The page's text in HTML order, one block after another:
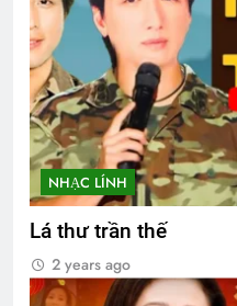
NHẠC LÍNH
Lá thư trần thế
2 years ago